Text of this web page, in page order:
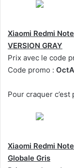
Xiaomi Redmi
VERSION GRAY
Prix avec le code
Code promo :
Pour craquer c’est
Xiaomi Redmi
Globale Gris